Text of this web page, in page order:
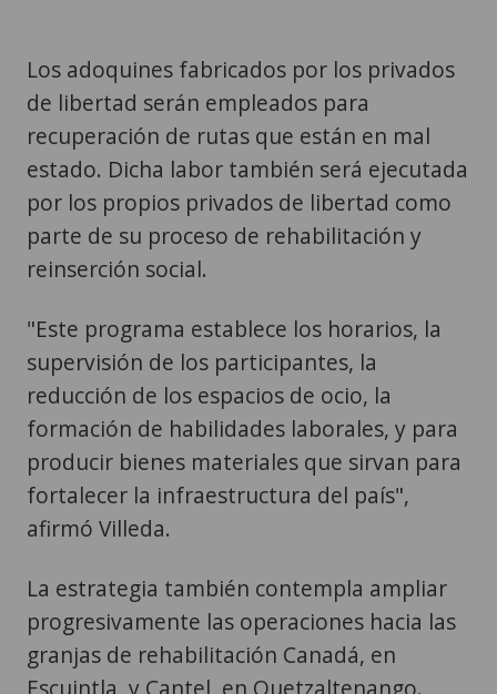
Los adoquines fabricados por los privados
de libertad serán empleados para
recuperación de rutas que están en mal
estado. Dicha labor también será ejecutada
por los propios privados de libertad como
parte de su proceso de rehabilitación y
reinserción social.
"Este programa establece los horarios, la
supervisión de los participantes, la
reducción de los espacios de ocio, la
formación de habilidades laborales, y para
producir bienes materiales que sirvan para
fortalecer la infraestructura del país",
afirmó Villeda.
La estrategia también contempla ampliar
progresivamente las operaciones hacia las
granjas de rehabilitación Canadá, en
Escuintla, y Cantel, en Quetzaltenango.